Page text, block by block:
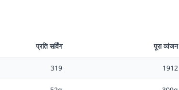
प्रति सर्विंग पूरा व्यंजन
319 1912